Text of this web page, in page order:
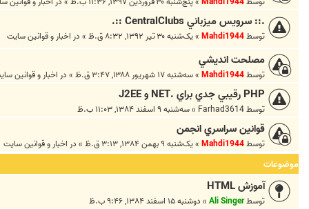
.:: سرويس ميزباني CentralClubs ::.
توسطMahdi1944
»یک‌شنبه ۳۰ تیر ۱۳۹۲, ۸:۳۲ ق.ظ » در اخبار و قوانين سايت
مصلحت انديشي
توسطMahdi1944
»سه‌شنبه ۱۷ شهریور ۱۳۸۸, ۳:۴۷ ق.ظ » در اخبار و قوانين
PHP رقيبي جدي براي .NET و J2EE
توسطFarhad3614
»سه‌شنبه ۹ اسفند ۱۳۸۴, ۱۱:۰۳ ب.ظ
قوانين سراسري انجمن
توسطMahdi1944
»یک‌شنبه ۹ بهمن ۱۳۸۴, ۳:۱۳ ق.ظ » در اخبار و قوانين سايت
موضوعات
آموزش HTML
توسطAli Singer
» دوشنبه ۱۵ اسفند ۱۳۸۴, ۹:۴۶ ب.ظ